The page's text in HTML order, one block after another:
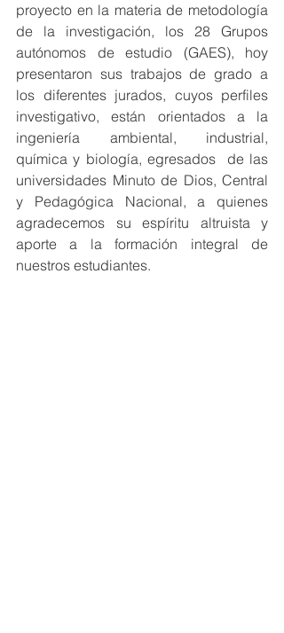
proyecto en la materia de metodología
de la investigación, los 28 Grupos
autónomos de estudio (GAES), hoy
presentaron sus trabajos de grado a
los diferentes jurados, cuyos perfiles
investigativo, están orientados a la
ingeniería ambiental, industrial,
química y biología, egresados  de las
universidades Minuto de Dios, Central
y Pedagógica Nacional, a quienes
agradecemos su espíritu altruista y
aporte a la formación integral de
nuestros estudiantes.